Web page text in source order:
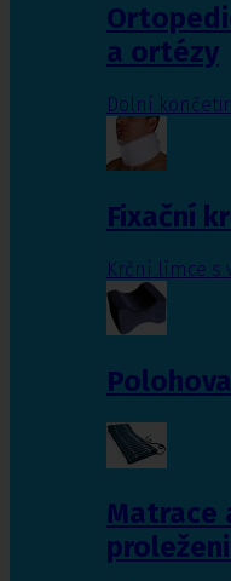
a ortézy
Dolní
Fixační
Krční límce s
Matrace